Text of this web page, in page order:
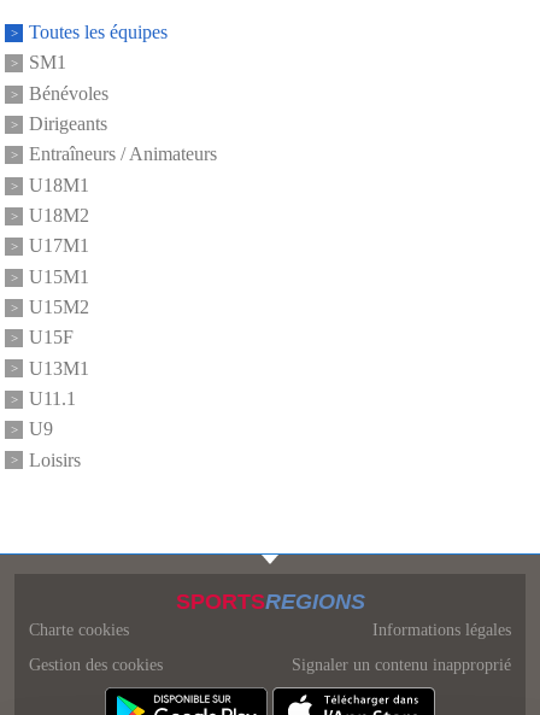
Toutes les équipes
SM1
Bénévoles
Dirigeants
Entraîneurs / Animateurs
U18M1
U18M2
U17M1
U15M1
U15M2
U15F
U13M1
U11.1
U9
Loisirs
SPORTSREGIONS
Charte cookies
Gestion des cookies
Informations légales
Signaler un contenu inapproprié